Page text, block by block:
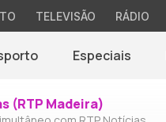
TELEVISÃO RÁDIO
Especiais
(RTP Madeira)